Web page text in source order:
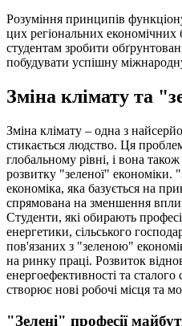
Розуміння принципів
цих регіональних
студентам зробити
побудувати успішну
Зміна клімату та
Зміна клімату – одна з
стикається людство. Ця
глобальному рівні, і вона
розвитку "зеленої" економіки.
економіка, яка базується на
спрямована на зменшення
Студенти, які обирають
енергетики, сільського
пов'язаних з "зеленою"
на ринку праці. Розвиток
енергоефективності та сталого
створює нові робочі місця та
"Зелені" професії